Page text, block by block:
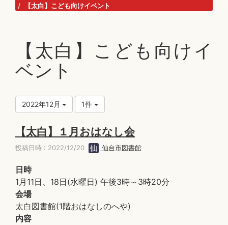
【太白】こども向けイベント
【太白】こども向けイ
ベント
2022年12月 1件
【太白】１月おはなし会
投稿日時 : 2022/12/20 仙台市図書館
日時
1月11日、18日(水曜日) 午後3時～3時20分
会場
太白図書館(1階おはなしのへや)
内容